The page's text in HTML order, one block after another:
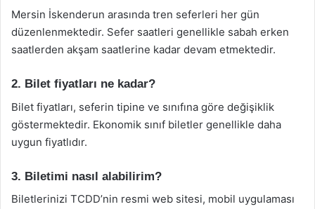
Mersin İskenderun arasında tren seferleri her gün
düzenlenmektedir. Sefer saatleri genellikle sabah erken
saatlerden akşam saatlerine kadar devam etmektedir.
2. Bilet fiyatları ne kadar?
Bilet fiyatları, seferin tipine ve sınıfına göre değişiklik
göstermektedir. Ekonomik sınıf biletler genellikle daha
uygun fiyatlıdır.
3. Biletimi nasıl alabilirim?
Biletlerinizi TCDD’nin resmi web sitesi, mobil uygulaması